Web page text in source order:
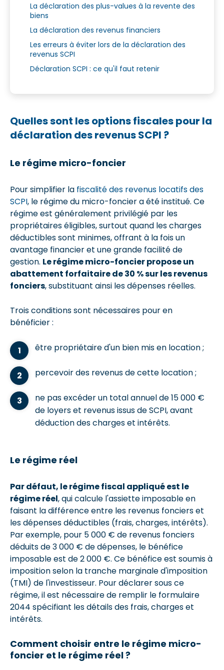
La déclaration des plus-values à la revente des
biens
La déclaration des revenus financiers
Les erreurs à éviter lors de la déclaration des
revenus SCPI
Déclaration SCPI : ce qu'il faut retenir
Quelles sont les options fiscales pour la
déclaration des revenus SCPI ?
Le régime micro-foncier
Pour simplifier la fiscalité des revenus locatifs des
SCPI, le régime du micro-foncier a été institué. Ce
régime est généralement privilégié par les
propriétaires éligibles, surtout quand les charges
déductibles sont minimes, offrant à la fois un
avantage financier et une grande facilité de
gestion. Le régime micro-foncier propose un
abattement forfaitaire de 30 % sur les revenus
fonciers, substituant ainsi les dépenses réelles.
Trois conditions sont nécessaires pour en
bénéficier :
être propriétaire d'un bien mis en location ;
percevoir des revenus de cette location ;
ne pas excéder un total annuel de 15 000 €
de loyers et revenus issus de SCPI, avant
déduction des charges et intérêts.
Le régime réel
Par défaut, le régime fiscal appliqué est le
régime réel, qui calcule l'assiette imposable en
faisant la différence entre les revenus fonciers et
les dépenses déductibles (frais, charges, intérêts).
Par exemple, pour 5 000 € de revenus fonciers
déduits de 3 000 € de dépenses, le bénéfice
imposable est de 2 000 €. Ce bénéfice est soumis à
imposition selon la tranche marginale d'imposition
(TMI) de l'investisseur. Pour déclarer sous ce
régime, il est nécessaire de remplir le formulaire
2044 spécifiant les détails des frais, charges et
intérêts.
Comment choisir entre le régime micro-
foncier et le régime réel ?